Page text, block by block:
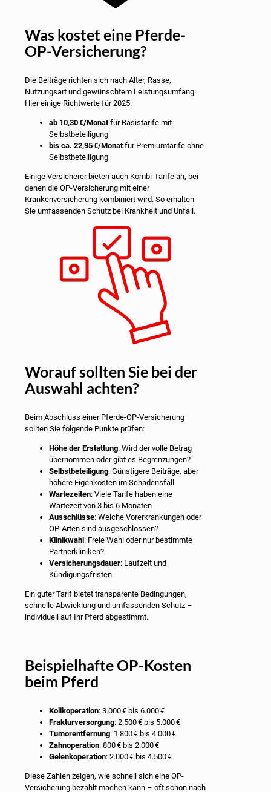
Was kostet eine Pferde-
OP-Versicherung?
Die Beiträge richten sich nach Alter, Rasse,
Nutzungsart und gewünschtem Leistungsumfang.
Hier einige Richtwerte für 2025:
ab 10,30€/Monat für Basistarife mit
Selbstbeteiligung
bis ca. 22,95€/Monat für Premiumtarife ohne
Selbstbeteiligung
Einige Versicherer bieten auch Kombi-Tarife an, bei
denen die OP-Versicherung mit einer
Krankenversicherung kombiniert wird. So erhalten
Sie umfassenden Schutz bei Krankheit und Unfall.
Worauf sollten Sie bei der
Auswahl achten?
Beim Abschluss einer Pferde-OP-Versicherung
sollten Sie folgende Punkte prüfen:
Höhe der Erstattung: Wird der volle Betrag
übernommen oder gibt es Begrenzungen?
Selbstbeteiligung: Günstigere Beiträge, aber
höhere Eigenkosten im Schadensfall
Wartezeiten: Viele Tarife haben eine
Wartezeit von 3 bis 6 Monaten
Ausschlüsse: Welche Vorerkrankungen oder
OP-Arten sind ausgeschlossen?
Klinikwahl: Freie Wahl oder nur bestimmte
Partnerkliniken?
Versicherungsdauer: Laufzeit und
Kündigungsfristen
Ein guter Tarif bietet transparente Bedingungen,
schnelle Abwicklung und umfassenden Schutz –
individuell auf Ihr Pferd abgestimmt.
Beispielhafte OP-Kosten
beim Pferd
Kolikoperation: 3.000 € bis 6.000 €
Frakturversorgung: 2.500 € bis 5.000 €
Tumorentfernung: 1.800 € bis 4.000 €
Zahnoperation: 800 € bis 2.000 €
Gelenkoperation: 2.000 € bis 4.500 €
Diese Zahlen zeigen, wie schnell sich eine OP-
Versicherung bezahlt machen kann – oft schon nach